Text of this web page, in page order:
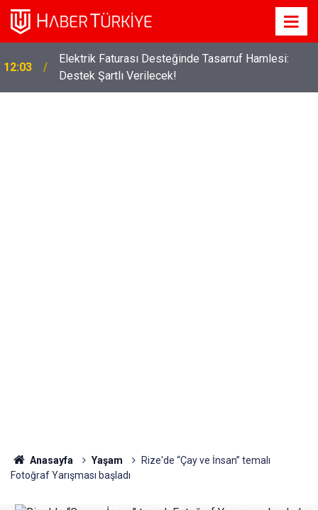
12:03
Elektrik Faturası Desteğinde Tasarruf Hamlesi:
Destek Şartlı Verilecek!
Anasayfa Yaşam
Rize'de “Çay ve İnsan” temalı
Fotoğraf Yarışması başladı